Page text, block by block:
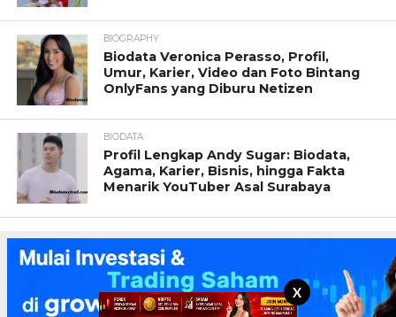
X
BIOGRAPHY
Biodata Veronica Perasso, Profil,
Umur, Karier, Video dan Foto Bintang
OnlyFans yang Diburu Netizen
BIODATA
Profil Lengkap Andy Sugar: Biodata,
Agama, Karier, Bisnis, hingga Fakta
Menarik YouTuber Asal Surabaya